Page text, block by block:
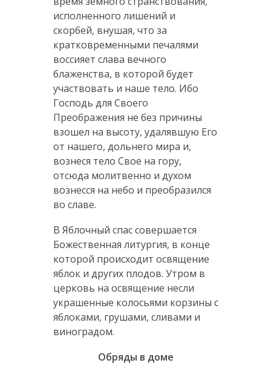
исполненного лишений и
скорбей, внушая, что за
кратковременными печалями
воссияет слава вечного
блаженства, в которой будет
участвовать и наше тело. Ибо
Господь для Своего
Преображения не без причины
взошел на высоту, удалявшую Его
от нашего, дольнего мира и,
вознеся тело Свое на гору,
отсюда молитвенно и духом
вознесся на небо и преобразился
во славе.
В Яблочный спас совершается
Божественная литургия, в конце
которой происходит освящение
яблок и других плодов. Утром в
церковь на освящение несли
украшенные колосьями корзины с
яблоками, грушами, сливами и
виноградом.
Обряды в доме